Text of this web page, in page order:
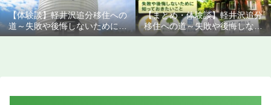
【体験談】軽井沢追分移住への
道～失敗や後悔しないために知
っておきたいこと
【まとめ・体験談】軽井沢追分
移住への道～失敗や後悔しない
ために知っておきたいこと